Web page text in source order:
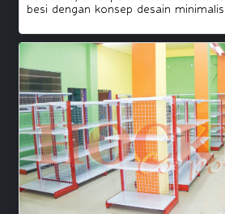
besi dengan konsep desain